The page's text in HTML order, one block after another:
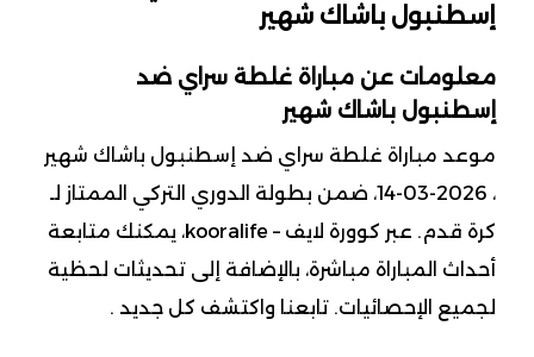
إسطنبول باشاك شهير
معلومات عن مباراة غلطة سراي ضد
إسطنبول باشاك شهير
موعد مباراة غلطة سراي ضد إسطنبول باشاك شهير
، 2026-03-14، ضمن بطولة الدوري التركي الممتاز لـ
كرة قدم. عبر كوورة لايف – kooralife، يمكنك متابعة
أحداث المباراة مباشرة، بالإضافة إلى تحديثات لحظية
لجميع الإحصائيات. تابعنا واكتشف كل جديد .